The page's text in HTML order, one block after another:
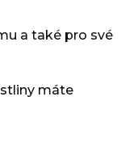
a také pro své
máte